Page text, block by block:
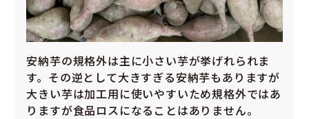
安納芋の規格外は主に小さい芋が挙げれられま
す。その逆として大きすぎる安納芋もありますが
大きい芋は加工用に使いやすいため規格外ではあ
りますが食品ロスになることはありません。